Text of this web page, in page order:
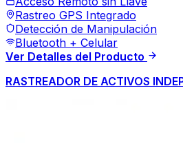
Rastreo GPS Integrado
Detección de Manipulación
Bluetooth + Celular
Ver Detalles del Producto
RASTREADOR DE ACTIVOS